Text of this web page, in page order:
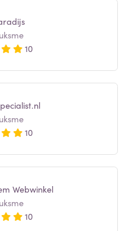
10
10
Webwinkel
10